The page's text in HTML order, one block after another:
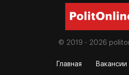
© 2019 - 2026
Главная Вакансии